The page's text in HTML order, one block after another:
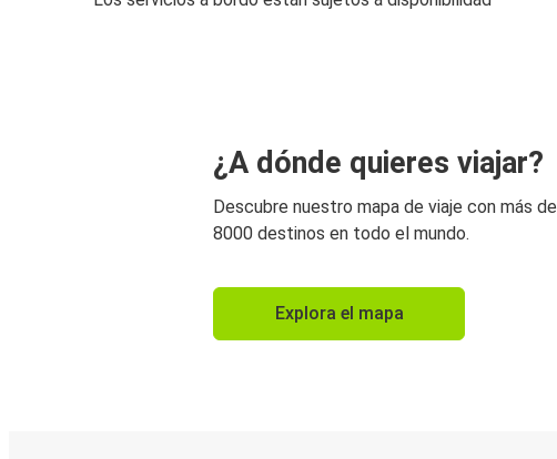
¿A dónde quieres viajar?
Descubre nuestro mapa de viaje con más de
8000 destinos en todo el mundo.
Explora el mapa